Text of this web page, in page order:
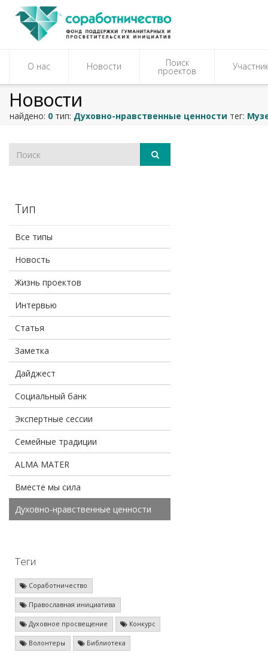
О нас Новости Поиск
проектов
Новости
найдено: 0 тип: Духовно-нравственные ценности тег:
Тип
Все типы
Новость
Жизнь проектов
Интервью
Статья
Заметка
Дайджест
Социальный банк
Экспертные сессии
Семейные традиции
ALMA MATER
Вместе мы сила
Духовно-нравственные ценности
Теги
Соработничество
Православная инициатива
Духовное просвещение Конкурс
Волонтеры Библиотека